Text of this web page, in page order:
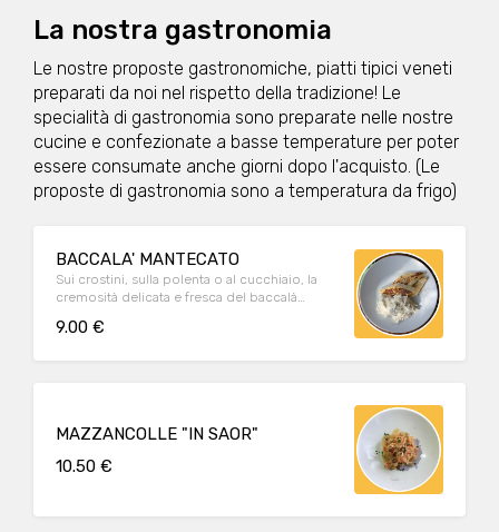
La nostra gastronomia
Le nostre proposte gastronomiche, piatti tipici veneti
preparati da noi nel rispetto della tradizione! Le
specialità di gastronomia sono preparate nelle nostre
cucine e confezionate a basse temperature per poter
essere consumate anche giorni dopo l'acquisto. (Le
proposte di gastronomia sono a temperatura da frigo)
BACCALA' MANTECATO
Sui crostini, sulla polenta o al cucchiaio, la
cremosità delicata e fresca del baccalà
9.00 €
MAZZANCOLLE "IN SAOR"
10.50 €